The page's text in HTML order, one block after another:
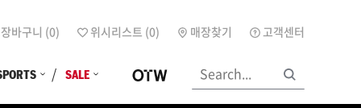
장바구니 (0) 위시리스트 (0) 매장찾기 고객센터
SALE